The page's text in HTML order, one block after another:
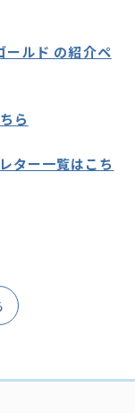
ルド の紹介ペ
ら
ター一覧はこち